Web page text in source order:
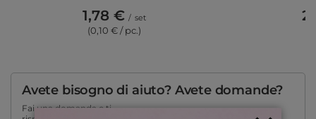
1,78 € / set
(0,10 € / pc.)
Avete bisogno di aiuto? Avete domande?
Fai una domanda e ti